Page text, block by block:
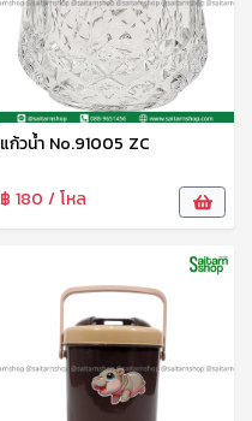
แก้วน้ำ No.91005 ZC
฿ 180 / โหล